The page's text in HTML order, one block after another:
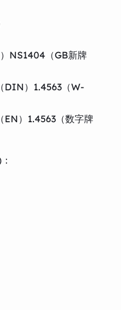
NS1404（GB新牌
DIN）1.4563（W-
）1.4563（数字牌